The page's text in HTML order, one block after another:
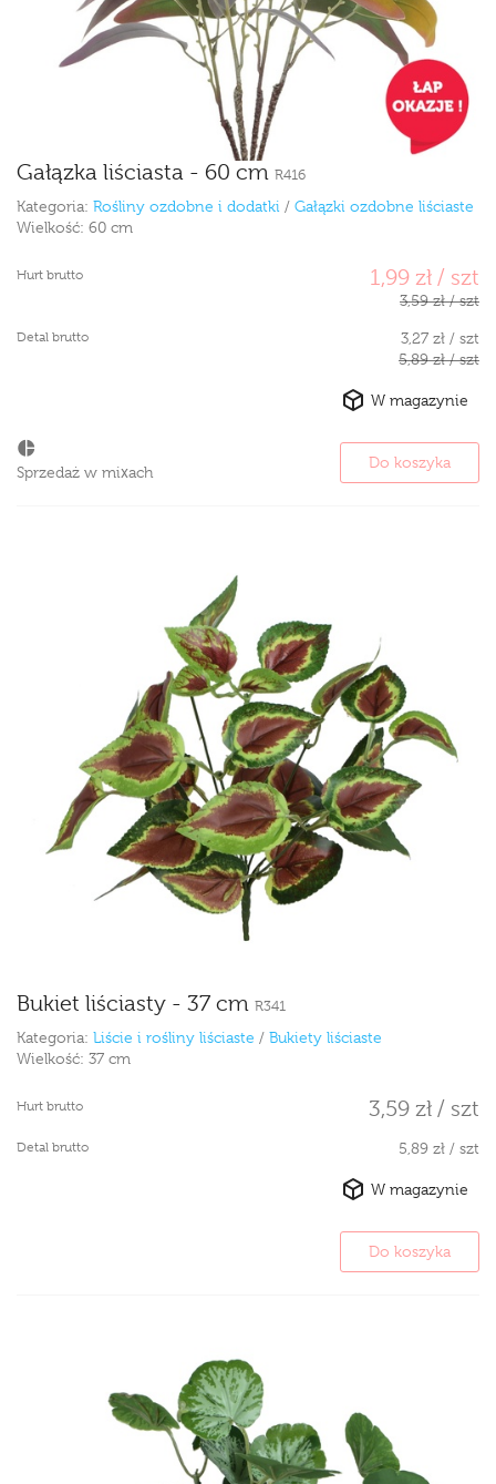
Gałązka liściasta - 60 cm R416
Kategoria: Rośliny ozdobne i dodatki / Gałązki ozdobne liściaste
Wielkość: 60 cm
Hurt brutto 1,99 zł / szt
3,59 zł / szt
Detal brutto
3,27 zł / szt
5,89 zł / szt
Sprzedaż w mixach
W magazynie
Do koszyka
Bukiet liściasty - 37 cm R341
Kategoria: Liście i rośliny liściaste / Bukiety liściaste
Wielkość: 37 cm
Hurt brutto 3,59 zł / szt
Detal brutto 5,89 zł / szt
W magazynie
Do koszyka